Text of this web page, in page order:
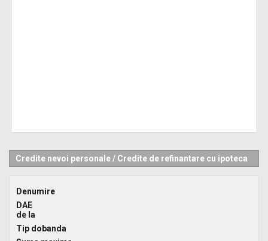
Credite nevoi personale/ Credite de refinantare cu ipoteca
Denumire
DAE
de la
Tip dobanda